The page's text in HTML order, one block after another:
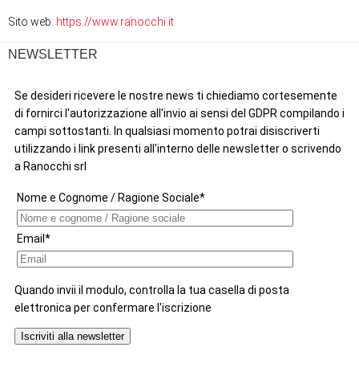
Sito web: https://www.ranocchi.it
NEWSLETTER